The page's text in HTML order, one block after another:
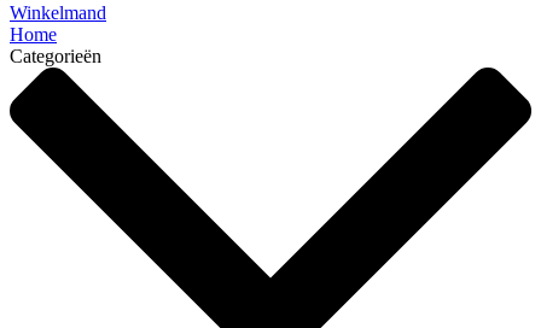
Winkelmand
Home
Categorieën